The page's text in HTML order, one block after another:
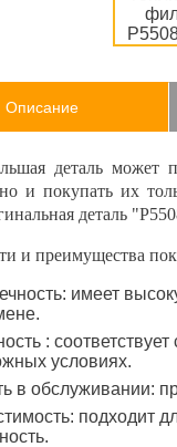
Описание
деталь может
и покупать их
деталь
и преимущества
имеет
:
условиях.
в обслуживании:
подходит